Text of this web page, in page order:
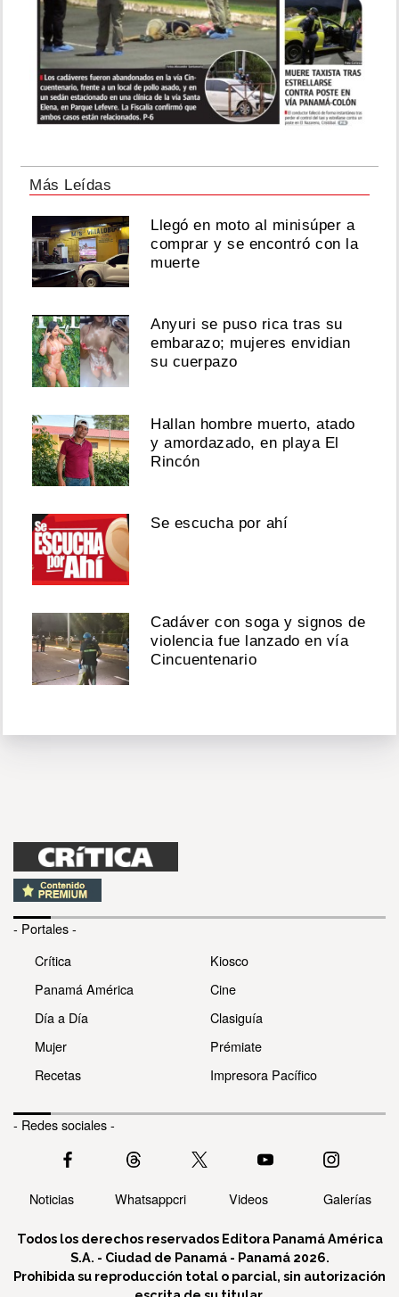
Más Leídas
Llegó en moto al minisúper a
comprar y se encontró con la
muerte
Anyuri se puso rica tras su
embarazo; mujeres envidian
su cuerpazo
Hallan hombre muerto, atado
y amordazado, en playa El
Rincón
Se escucha por ahí
Cadáver con soga y signos de
violencia fue lanzado en vía
Cincuentenario
- Portales -
Crítica
Panamá América
Día a Día
Mujer
Recetas
Kiosco
Cine
Clasiguía
Prémiate
Impresora Pacífico
- Redes sociales -
Noticias Whatsappcri Videos Galerías
Todos los derechos reservados Editora Panamá América
S.A. - Ciudad de Panamá - Panamá 2026.
Prohibida su reproducción total o parcial, sin autorización